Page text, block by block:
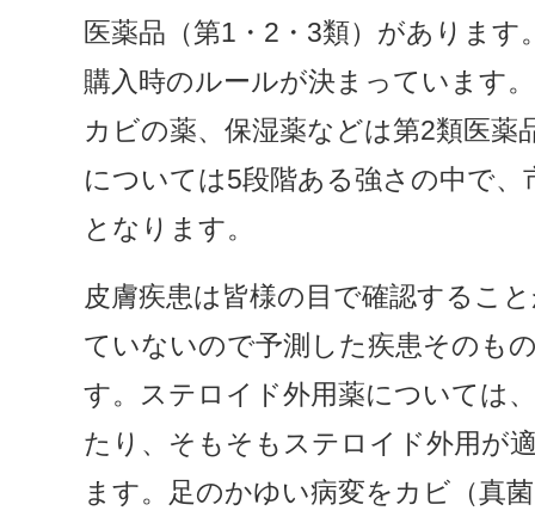
医薬品（第1・2・3類）がありま
購入時のルールが決まっています
カビの薬、保湿薬などは第2類医
については5段階ある強さの中で
となります。
皮膚疾患は皆様の目で確認するこ
ていないので予測した疾患そのも
す。ステロイド外用薬については
たり、そもそもステロイド外用が
ます。足のかゆい病変をカビ（真